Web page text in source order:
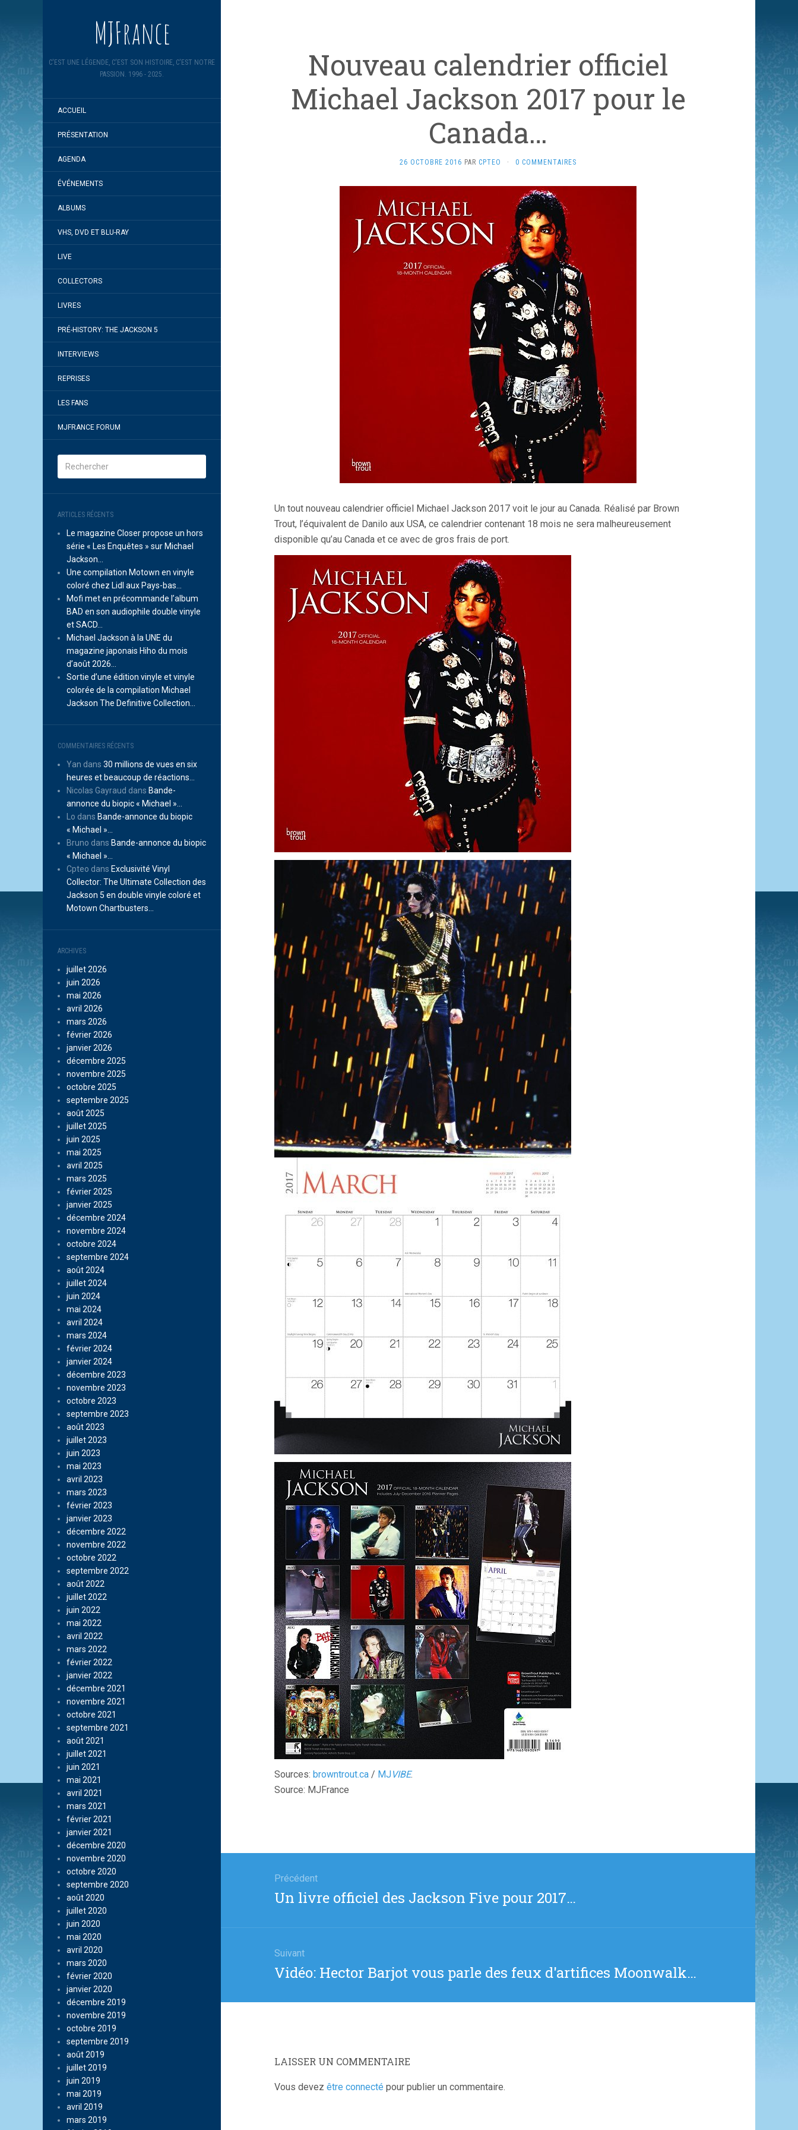
MJFrance
C'EST UNE LÉGENDE, C'EST SON HISTOIRE, C'EST NOTRE
PASSION. 1996 - 2025.
ACCUEIL
PRÉSENTATION
AGENDA
ÉVÉNEMENTS
ALBUMS
VHS, DVD ET BLU-RAY
LIVE
COLLECTORS
LIVRES
PRÉ-HISTORY: THE JACKSON 5
INTERVIEWS
REPRISES
LES FANS
MJFRANCE FORUM
ARTICLES RÉCENTS
Le magazine Closer propose un hors
série « Les Enquêtes » sur Michael
Jackson…
Une compilation Motown en vinyle
coloré chez Lidl aux Pays-bas…
Mofi met en précommande l’album
BAD en son audiophile double vinyle
et SACD…
Michael Jackson à la UNE du
magazine japonais Hiho du mois
d’août 2026…
Sortie d’une édition vinyle et vinyle
colorée de la compilation Michael
Jackson The Definitive Collection…
COMMENTAIRES RÉCENTS
Yan dans 30 millions de vues en six
heures et beaucoup de réactions…
Nicolas Gayraud dans Bande-
annonce du biopic « Michael »…
Lo dans Bande-annonce du biopic
« Michael »…
Bruno dans Bande-annonce du biopic
« Michael »…
Cpteo dans Exclusivité Vinyl
Collector: The Ultimate Collection des
Jackson 5 en double vinyle coloré et
Motown Chartbusters…
ARCHIVES
juillet 2026
juin 2026
mai 2026
avril 2026
mars 2026
février 2026
janvier 2026
décembre 2025
novembre 2025
octobre 2025
septembre 2025
août 2025
juillet 2025
juin 2025
mai 2025
avril 2025
mars 2025
février 2025
janvier 2025
décembre 2024
novembre 2024
octobre 2024
septembre 2024
août 2024
juillet 2024
juin 2024
mai 2024
avril 2024
mars 2024
février 2024
janvier 2024
décembre 2023
novembre 2023
octobre 2023
septembre 2023
août 2023
juillet 2023
juin 2023
mai 2023
avril 2023
mars 2023
février 2023
janvier 2023
décembre 2022
novembre 2022
octobre 2022
septembre 2022
août 2022
juillet 2022
juin 2022
mai 2022
avril 2022
mars 2022
février 2022
janvier 2022
décembre 2021
novembre 2021
octobre 2021
septembre 2021
août 2021
juillet 2021
juin 2021
mai 2021
avril 2021
mars 2021
février 2021
janvier 2021
décembre 2020
novembre 2020
octobre 2020
septembre 2020
août 2020
juillet 2020
juin 2020
mai 2020
avril 2020
mars 2020
février 2020
janvier 2020
décembre 2019
novembre 2019
octobre 2019
septembre 2019
août 2019
juillet 2019
juin 2019
mai 2019
avril 2019
mars 2019
Nouveau calendrier officiel
Michael Jackson 2017 pour le
Canada…
26 OCTOBRE 2016 PAR CPTEO · 0 COMMENTAIRES
Un tout nouveau calendrier officiel Michael Jackson 2017 voit le jour au Canada. Réalisé par Brown
Trout, l’équivalent de Danilo aux USA, ce calendrier contenant 18 mois ne sera malheureusement
disponible qu’au Canada et ce avec de gros frais de port.
Sources: browntrout.ca / MJVIBE.
Source: MJFrance
l’article
Précédent
Article
Un livre officiel des Jackson Five pour 2017…
Suivant
Article
Vidéo: Hector Barjot vous parle des feux d'artifices Moonwalk…
LAISSER UN COMMENTAIRE
Vous devez être connecté pour publier un commentaire.